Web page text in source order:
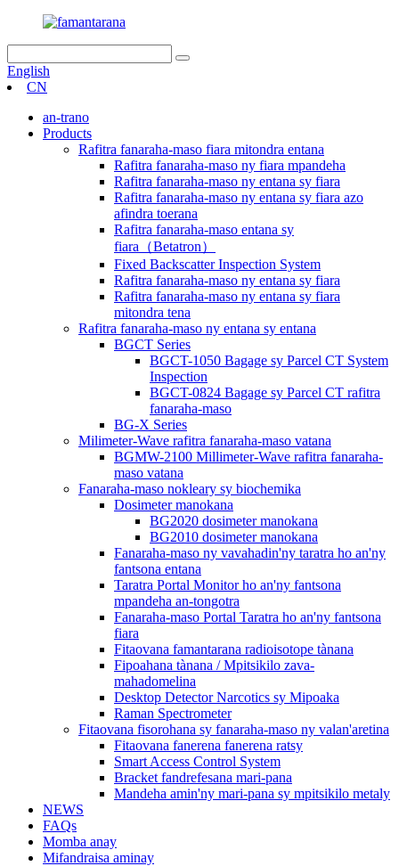
English
CN
an-trano
Products
Rafitra fanaraha-maso fiara mitondra entana
Rafitra fanaraha-maso ny fiara mpandeha
Rafitra fanaraha-maso ny entana sy fiara
Rafitra fanaraha-maso ny entana sy fiara azo
afindra toerana
Rafitra fanaraha-maso entana sy
fiara（Betatron）
Fixed Backscatter Inspection System
Rafitra fanaraha-maso ny entana sy fiara
Rafitra fanaraha-maso ny entana sy fiara
mitondra tena
Rafitra fanaraha-maso ny entana sy entana
BGCT Series
BGCT-1050 Bagage sy Parcel CT System
Inspection
BGCT-0824 Bagage sy Parcel CT rafitra
fanaraha-maso
BG-X Series
Milimeter-Wave rafitra fanaraha-maso vatana
BGMW-2100 Millimeter-Wave rafitra fanaraha-
maso vatana
Fanaraha-maso nokleary sy biochemika
Dosimeter manokana
BG2020 dosimeter manokana
BG2010 dosimeter manokana
Fanaraha-maso ny vavahadin'ny taratra ho an'ny
fantsona entana
Taratra Portal Monitor ho an'ny fantsona
mpandeha an-tongotra
Fanaraha-maso Portal Taratra ho an'ny fantsona
fiara
Fitaovana famantarana radioisotope tànana
Fipoahana tànana / Mpitsikilo zava-
mahadomelina
Desktop Detector Narcotics sy Mipoaka
Raman Spectrometer
Fitaovana fisorohana sy fanaraha-maso ny valan'aretina
Fitaovana fanerena fanerena ratsy
Smart Access Control System
Bracket fandrefesana mari-pana
Mandeha amin'ny mari-pana sy mpitsikilo metaly
NEWS
FAQs
Momba anay
Mifandraisa aminay